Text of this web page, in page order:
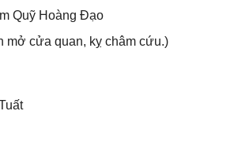
Quỹ Hoànɡ Đạo
mở cửa quan, kỵ châm cứu.)